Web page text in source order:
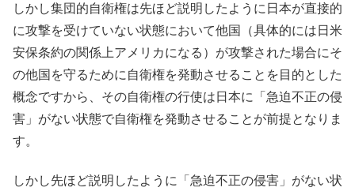
しかし集団的自衛権は先ほど説明したように日本が直接的
に攻撃を受けていない状態において他国（具体的には日米
安保条約の関係上アメリカになる）が攻撃された場合にそ
の他国を守るために自衛権を発動させることを目的とした
概念ですから、その自衛権の行使は日本に「急迫不正の侵
害」がない状態で自衛権を発動させることが前提となりま
す。
しかし先ほど説明したように「急迫不正の侵害」がない状